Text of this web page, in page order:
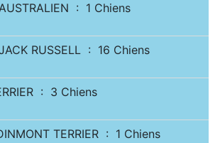
: 1 Chiens
RUSSELL : 16 Chiens
: 3 Chiens
TERRIER : 1 Chiens